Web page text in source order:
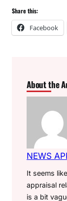
Share this:
Facebook
About the
NEWS
It seems
appraisal
is a bit